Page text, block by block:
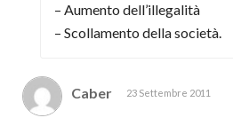
– Aumento dell’illegalità
– Scollamento della società.
Caber 23 Settembre 2011